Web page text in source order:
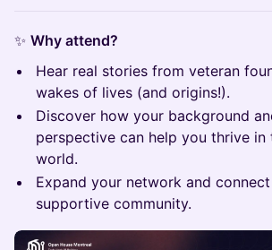
✨ Why attend?
Hear real stories from veteran
wakes of lives (and origins!).
Discover how your background
perspective can help you thrive in
world.
Expand your network and
supportive community.